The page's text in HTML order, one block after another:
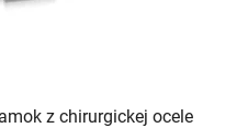
z chirurgickej ocele